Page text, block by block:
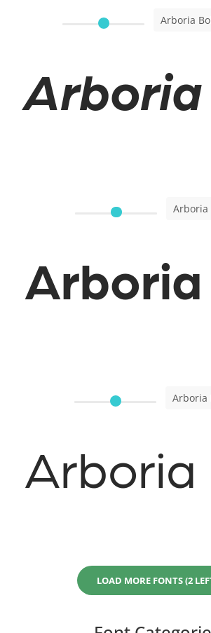
Arboria
Arboria
Arboria
Arboria
LOAD MORE FONTS (2